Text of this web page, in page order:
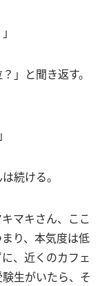
」と聞き返す。
続ける。
マキさん、ここ
り、本気度は低
、近くのカフェ
生がいたら、そ